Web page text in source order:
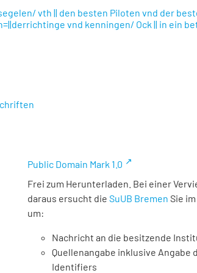
vth || den besten Piloten vnd der
vnd kenningen/ Ock || in ein
Public Domain Mark 1.0
Frei zum Herunterladen. Bei einer
daraus ersucht die SuUB Bremen Sie
um:
Nachricht an die besitzende
Quellenangabe inklusive
Identifiers